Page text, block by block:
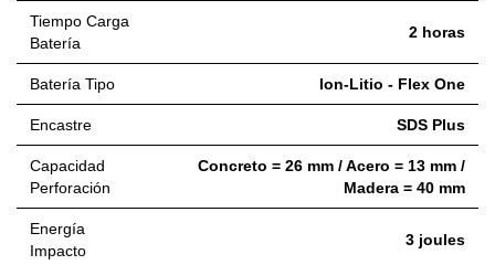
Tiempo Carga
Batería
2 horas
Batería Tipo Ion-Litio - Flex One
Encastre SDS Plus
Capacidad
Perforación
Concreto = 26 mm / Acero = 13 mm /
Madera = 40 mm
Energía
Impacto
3 joules